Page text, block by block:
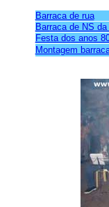
Barraca de rua
Barraca de NS
Festa dos anos
Montagem